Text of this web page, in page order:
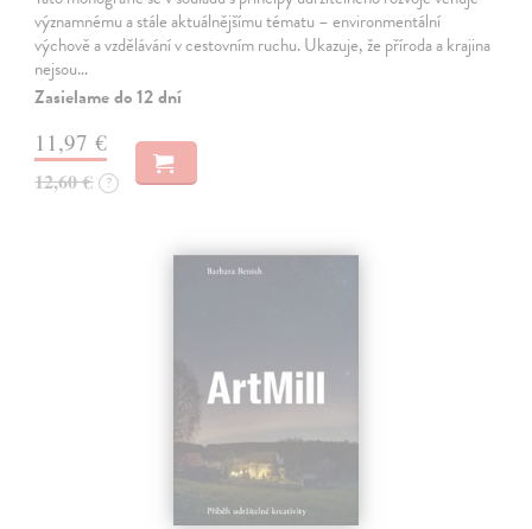
významnému a stále aktuálnějšímu tématu – environmentální
výchově a vzdělávání v cestovním ruchu. Ukazuje, že příroda a krajina
nejsou…
Zasielame do 12 dní
11,97 €
12,60 € ?